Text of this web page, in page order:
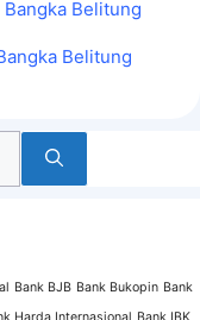
Belitung
Bank BJB Bank Bukopin Bank